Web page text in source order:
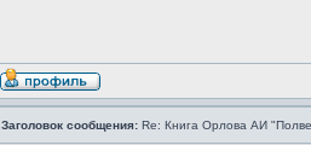
Заголовок сообщения: Re: Книга Орлова АИ